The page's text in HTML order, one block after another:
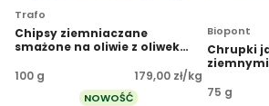
Trafo
Chipsy ziemniaczane
smażone na oliwie z oliwek
100 g
179,00 zł/kg
NOWOŚĆ
Biopont
Chrupki
75 g